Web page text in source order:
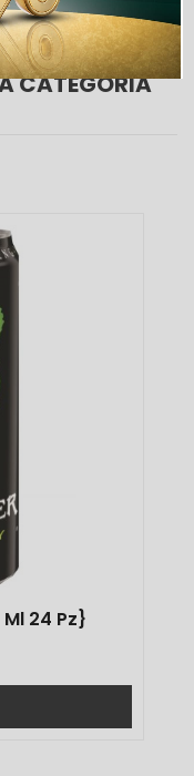
CATEGORIA
Monster Energy Verde 500 Ml 24 Pz}